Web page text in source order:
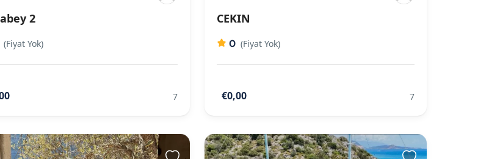
2
(Fiyat Yok)
7
CEKIN
0 (Fiyat Yok)
€0,00 7